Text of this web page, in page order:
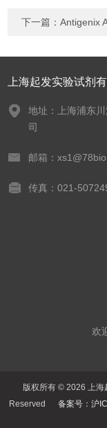
下一篇：Antigenix
上海起发实验试剂
地址：上海浦东
司
邮箱：
传真：021-
欢
版权所有 © 2026 上
Reserved 备案号：沪